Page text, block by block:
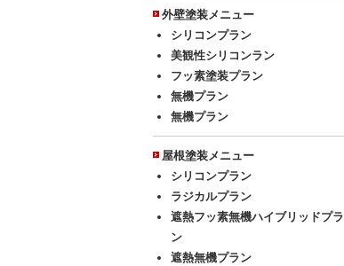
外壁塗装メニュー
シリコンプラン
美観性シリコンラン
フッ素塗装プラン
無機プラン
無機プラン
屋根塗装メニュー
シリコンプラン
ラジカルプラン
遮熱フッ素無機ハイブリッドプラ
ン
遮熱無機プラン